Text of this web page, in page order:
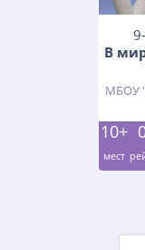
В
МБОУ
10+
мест